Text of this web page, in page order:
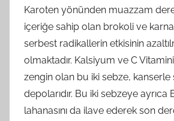
Karoten yönünden muazzam
içeriğe sahip olan brokoli ve
serbest radikallerin etkisinin
olmaktadır. Kalsiyum ve C
zengin olan bu iki sebze, kanserle
depolarıdır. Bu iki sebzeye ayrıca
lahanasını da ilave ederek son